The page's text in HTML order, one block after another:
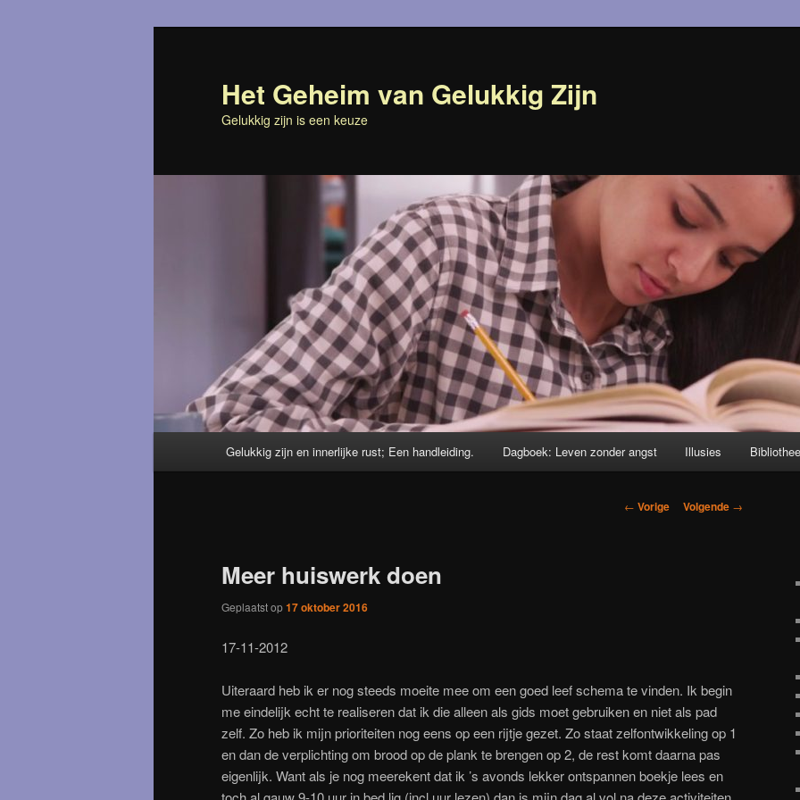
Het Geheim van Gelukkig Zijn
Gelukkig zijn is een keuze
Gelukkig zijn en innerlijke rust; Een handleiding. Dagboek: Leven zonder angst Illusies
Berichtnavigatie
← Vorige Volgende →
Meer huiswerk doen
Geplaatst op17 oktober 2016
17-11-2012
Uiteraard heb ik er nog steeds moeite mee om een goed leef schema te vinden. Ik begin
me eindelijk echt te realiseren dat ik die alleen als gids moet gebruiken en niet als pad
zelf. Zo heb ik mijn prioriteiten nog eens op een rijtje gezet. Zo staat zelfontwikkeling op 1
en dan de verplichting om brood op de plank te brengen op 2, de rest komt daarna pas
eigenlijk. Want als je nog meerekent dat ik ’s avonds lekker ontspannen boekje lees en